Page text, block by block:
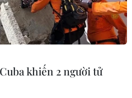
khiến 2 người tử